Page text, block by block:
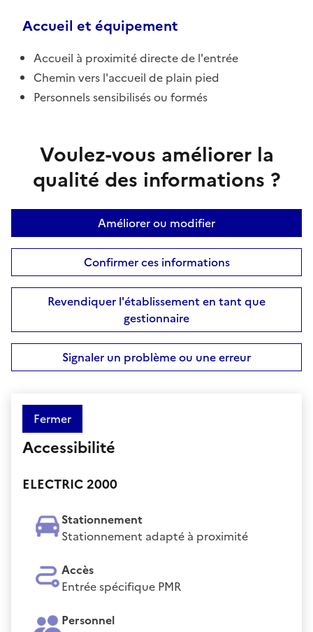
Accueil et équipement
Accueil à proximité directe de l'entrée
Chemin vers l'accueil de plain pied
Personnels sensibilisés ou formés
Voulez-vous améliorer la
qualité des informations ?
Améliorer ou modifier
Confirmer ces informations
Revendiquer l'établissement en tant que
gestionnaire
Signaler un problème ou une erreur
Fermer
Accessibilité
ELECTRIC 2000
Stationnement
Stationnement adapté à proximité
Accès
Entrée spécifique PMR
Personnel